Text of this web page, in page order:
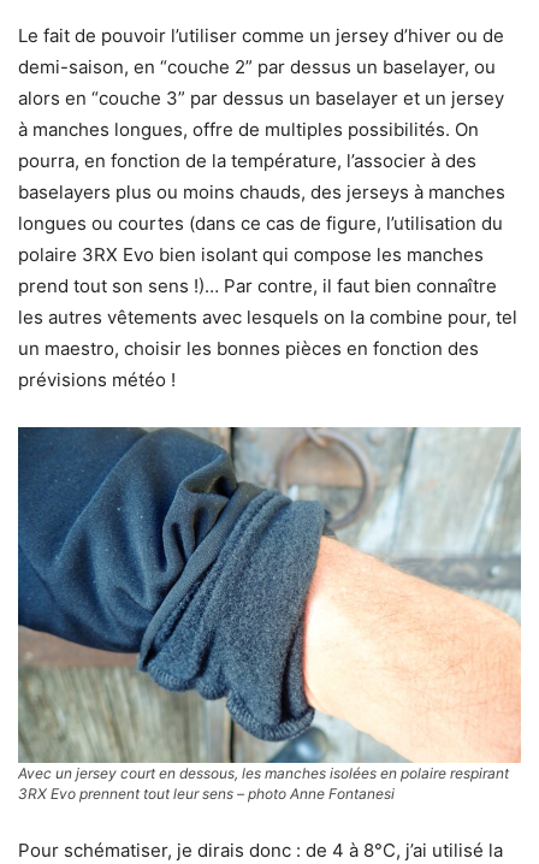
Le fait de pouvoir l’utiliser comme un jersey d’hiver ou de
demi-saison, en “couche 2” par dessus un baselayer, ou
alors en “couche 3” par dessus un baselayer et un jersey
à manches longues, offre de multiples possibilités. On
pourra, en fonction de la température, l’associer à des
baselayers plus ou moins chauds, des jerseys à manches
longues ou courtes (dans ce cas de figure, l’utilisation du
polaire 3RX Evo bien isolant qui compose les manches
prend tout son sens !)… Par contre, il faut bien connaître
les autres vêtements avec lesquels on la combine pour, tel
un maestro, choisir les bonnes pièces en fonction des
prévisions météo !
Avec un jersey court en dessous, les manches isolées en polaire respirant
3RX Evo prennent tout leur sens – photo Anne Fontanesi
Pour schématiser, je dirais donc : de 4 à 8°C, j’ai utilisé la